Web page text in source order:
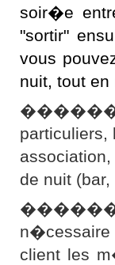
soir�e
"sortir"
vous
nuit, tout
particuliers,
de nuit
client les